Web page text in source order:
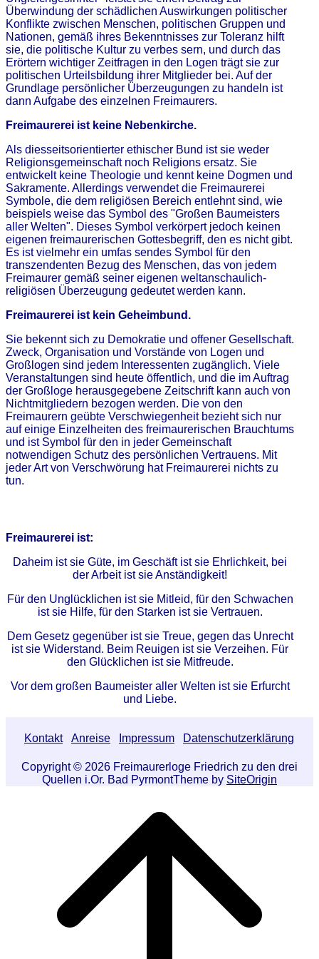
Überwindung der schädlichen Auswirkungen politischer
Konflikte zwischen Menschen, politischen Gruppen und
Nationen, gemäß ihres Bekenntnisses zur Toleranz hilft
sie, die politische Kultur zu verbes sern, und durch das
Erörtern wichtiger Zeitfragen in den Logen trägt sie zur
politischen Urteilsbildung ihrer Mitglieder bei. Auf der
Grundlage persönlicher Überzeugungen zu handeln ist
dann Aufgabe des einzelnen Freimaurers.
Freimaurerei ist keine Nebenkirche.
Als diesseitsorientierter ethischer Bund ist sie weder
Religionsgemeinschaft noch Religions ersatz. Sie
entwickelt keine Theologie und kennt keine Dogmen und
Sakramente. Allerdings verwendet die Freimaurerei
Symbole, die dem religiösen Bereich entlehnt sind, wie
beispiels weise das Symbol des "Großen Baumeisters
aller Welten". Dieses Symbol verkörpert jedoch keinen
eigenen freimaurerischen Gottesbegriff, den es nicht gibt.
Es ist vielmehr ein umfas sendes Symbol für den
transzendenten Bezug des Menschen, das von jedem
Freimaurer gemäß seiner eigenen weltanschaulich-
religiösen Überzeugung gedeutet werden kann.
Freimaurerei ist kein Geheimbund.
Sie bekennt sich zu Demokratie und offener Gesellschaft.
Zweck, Organisation und Vorstände von Logen und
Großlogen sind jedem Interessenten zugänglich. Viele
Veranstaltungen sind heute öffentlich, und die im Auftrag
der Großloge herausgegebene Zeitschrift kann auch von
Nichtmitgliedern bezogen werden. Die von den
Freimaurern geübte Verschwiegenheit bezieht sich nur
auf einige Einzelheiten des freimaurerischen Brauchtums
und ist Symbol für den in jeder Gemeinschaft
notwendigen Schutz des persönlichen Vertrauens. Mit
jeder Art von Verschwörung hat Freimaurerei nichts zu
tun.
Freimaurerei ist:
Daheim ist sie Güte, im Geschäft ist sie Ehrlichkeit, bei
der Arbeit ist sie Anständigkeit!
Für den Unglücklichen ist sie Mitleid, für den Schwachen
ist sie Hilfe, für den Starken ist sie Vertrauen.
Dem Gesetz gegenüber ist sie Treue, gegen das Unrecht
ist sie Widerstand. Beim Reuigen ist sie Verzeihen. Für
den Glücklichen ist sie Mitfreude.
Vor dem großen Baumeister aller Welten ist sie Erfurcht
und Liebe.
Kontakt Anreise Impressum Datenschutzerklärung
Copyright © 2026 Freimaurerloge Friedrich zu den drei
Quellen i.Or. Bad PyrmontTheme by SiteOrigin